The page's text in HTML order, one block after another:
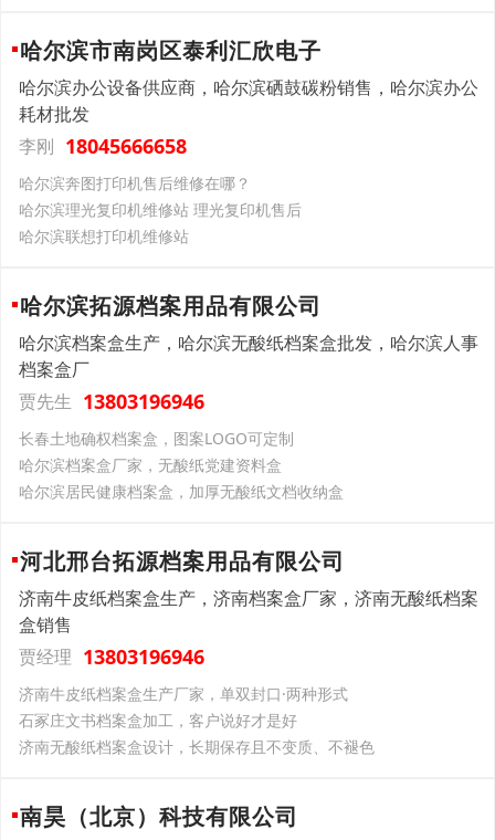
哈尔滨市南岗区泰利汇欣电子
哈尔滨办公设备供应商，哈尔滨硒鼓碳粉销售，哈尔滨办公
耗材批发
李刚 18045666658
哈尔滨奔图打印机售后维修在哪？
哈尔滨理光复印机维修站 理光复印机售后
哈尔滨联想打印机维修站
哈尔滨拓源档案用品有限公司
哈尔滨档案盒生产，哈尔滨无酸纸档案盒批发，哈尔滨人事
档案盒厂
贾先生 13803196946
长春土地确权档案盒，图案LOGO可定制
哈尔滨档案盒厂家，无酸纸党建资料盒
哈尔滨居民健康档案盒，加厚无酸纸文档收纳盒
河北邢台拓源档案用品有限公司
济南牛皮纸档案盒生产，济南档案盒厂家，济南无酸纸档案
盒销售
贾经理 13803196946
济南牛皮纸档案盒生产厂家，单双封口·两种形式
石冢庄文书档案盒加工，客户说好才是好
济南无酸纸档案盒设计，长期保存且不变质、不褪色
南昊（北京）科技有限公司